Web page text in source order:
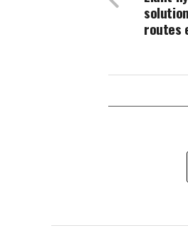
routes